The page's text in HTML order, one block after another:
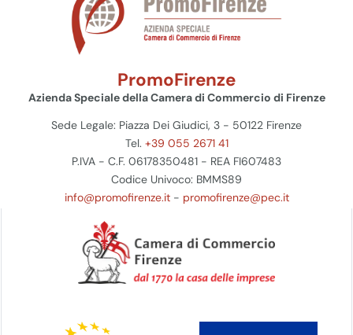
PromoFirenze
Azienda Speciale della Camera di Commercio di Firenze
Sede Legale: Piazza Dei Giudici, 3 - 50122 Firenze
Tel. +39 055 2671 41
P.IVA - C.F. 06178350481 - REA FI607483
Codice Univoco: BMMS89
info@promofirenze.it- promofirenze@pec.it